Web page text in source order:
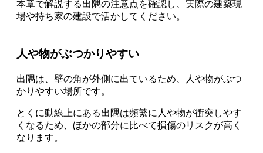
本章で解説する出隅の注意点を確認し、実際の建築現
場や持ち家の建設で活かしてください。
人や物がぶつかりやすい
出隅は、壁の角が外側に出ているため、人や物がぶつ
かりやすい場所です。
とくに動線上にある出隅は頻繁に人や物が衝突しやす
くなるため、ほかの部分に比べて損傷のリスクが高く
なります。